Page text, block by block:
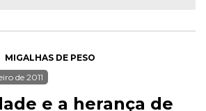
MIGALHAS DE PESO
de 2011
e a herança de